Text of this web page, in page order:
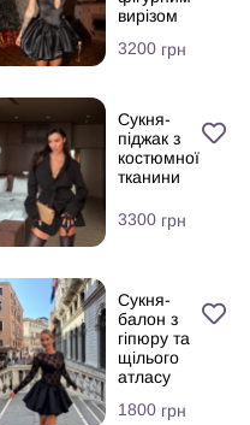
вирізом
3200 грн
Сукня-
піджак з
костюмної
тканини
3300 грн
Сукня-
балон з
гіпюру та
щілього
атласу
1800 грн